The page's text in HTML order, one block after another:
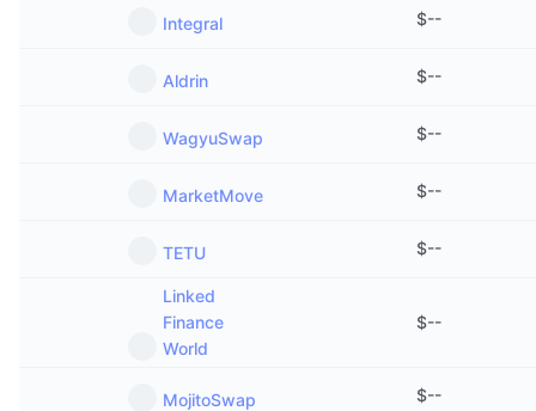
Integral $--
Aldrin $--
WagyuSwap $--
MarketMove $--
TETU $--
Linked
Finance
World
$--
MojitoSwap $--